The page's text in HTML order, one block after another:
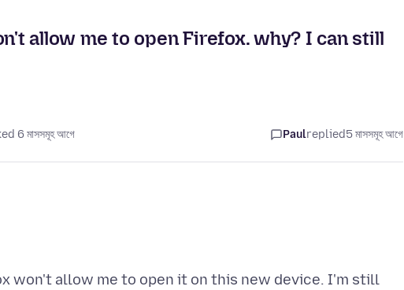
allow me to open Firefox. why? I can still
6 মাসসমূহ আগে Paulreplied5 মাসসমূহ আগে
won't allow me to open it on this new device. I'm still